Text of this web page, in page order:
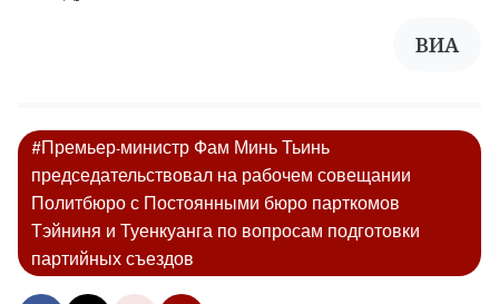
ВИА
#Премьер-министр Фам Минь Тьинь
председательствовал на рабочем совещании
Политбюро с Постоянными бюро парткомов
Тэйниня и Туенкуанга по вопросам подготовки
партийных съездов